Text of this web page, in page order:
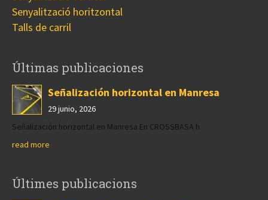
Senyalització horitzontal
Talls de carril
Últimas publicaciones
Señalización horizontal en Manresa
29 junio, 2026
Señalización horizontal en Manresa En CROSSBASA h
read more
Últimes publicacions